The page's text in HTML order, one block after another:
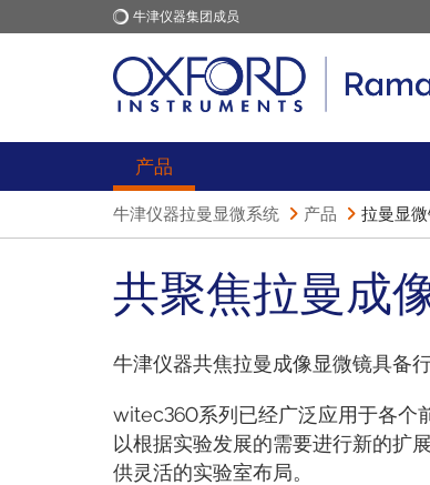
牛津仪器集团成员
牛津仪器
产品
牛津仪器拉曼显微系统 产品 拉曼显
共聚焦拉曼成
牛津仪器共焦拉曼成像显微镜具备
witec360系列已经广泛应用于各个
以根据实验发展的需要进行新的扩
供灵活的实验室布局。